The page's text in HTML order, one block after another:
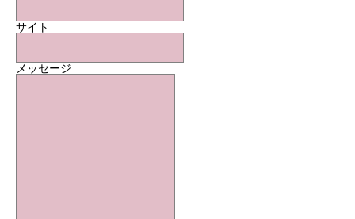
サイト
メッセージ